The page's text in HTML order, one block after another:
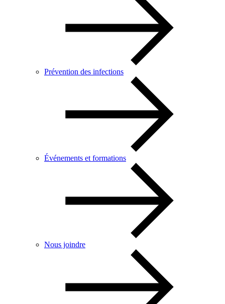
Prévention des infections
Événements et formations
Nous joindre